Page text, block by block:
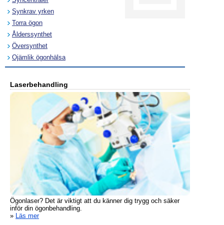
Synkrav yrken
Torra ögon
Ålderssynthet
Översynthet
Ojämlik ögonhälsa
Laserbehandling
Ögonlaser? Det är viktigt att du känner dig trygg och säker
inför din ögonbehandling.
» Läs mer